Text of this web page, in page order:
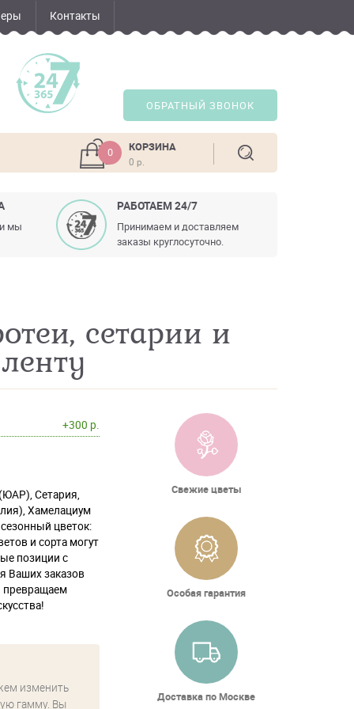
Контакты
ОБРАТНЫЙ ЗВОНОК
0 КОРЗИНА
0 р.
мы
РАБОТАЕМ 24/7
Принимаем и доставляем
заказы круглосуточно.
сетарии и
Свежие цветы
Особая гарантия
Доставка по Москве
+300 р.
Сетария,
Хамелациум
цветок:
и сорта могут
позиции с
Ваших заказов
превращаем
изменить
гамму. Вы